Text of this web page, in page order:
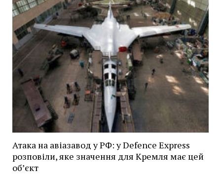
Атака на авіазавод у РФ: у Defence Express
розповіли, яке значення для Кремля має цей
об’єкт